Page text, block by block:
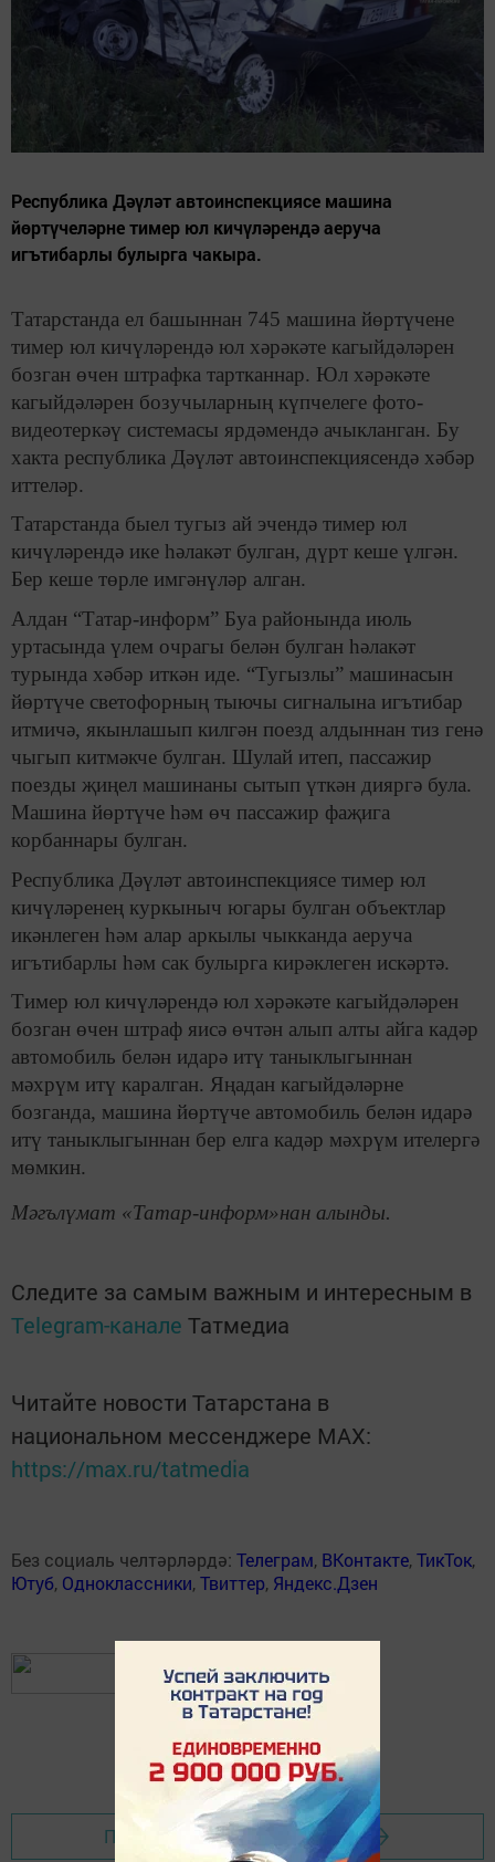
Республика Дәүләт автоинспекциясе машина
йөртүчеләрне тимер юл кичүләрендә аеруча
игътибарлы булырга чакыра.
Татарстанда ел башыннан 745 машина йөртүчене
тимер юл кичүләрендә юл хәрәкәте кагыйдәләрен
бозган өчен штрафка тартканнар. Юл хәрәкәте
кагыйдәләрен бозучыларның күпчелеге фото-
видеотеркәү системасы ярдәмендә ачыкланган. Бу
хакта республика Дәүләт автоинспекциясендә хәбәр
иттеләр.
Татарстанда быел тугыз ай эчендә тимер юл
кичүләрендә ике һәлакәт булган, дүрт кеше үлгән.
Бер кеше төрле имгәнүләр алган.
Алдан “Татар-информ” Буа районында июль
уртасында үлем очрагы белән булган һәлакәт
турында хәбәр иткән иде. “Тугызлы” машинасын
йөртүче светофорның тыючы сигналына игътибар
итмичә, якынлашып килгән поезд алдыннан тиз генә
чыгып китмәкче булган. Шулай итеп, пассажир
поезды җиңел машинаны сытып үткән дияргә була.
Машина йөртүче һәм өч пассажир фаҗига
корбаннары булган.
Республика Дәүләт автоинспекциясе тимер юл
кичүләренең куркыныч югары булган объектлар
икәнлеген һәм алар аркылы чыкканда аеруча
игътибарлы һәм сак булырга кирәклеген искәртә.
Тимер юл кичүләрендә юл хәрәкәте кагыйдәләрен
бозган өчен штраф яисә өчтән алып алты айга кадәр
автомобиль белән идарә итү таныклыгыннан
мәхрүм итү каралган. Яңадан кагыйдәләрне
бозганда, машина йөртүче автомобиль белән идарә
итү таныклыгыннан бер елга кадәр мәхрүм ителергә
мөмкин.
Мәгълүмат «Татар-информ»нан алынды.
Следите за самым важным и интересным в
Telegram-канале Татмедиа
Читайте новости Татарстана в
национальном мессенджере MАХ:
https://max.ru/tatmedia
Без социаль челтәрләрдә: Телеграм, ВКонтакте,ТикТок,
Ютуб, Одноклассники,Твиттер, Яндекс.Дзен
Перейти на страницу новости